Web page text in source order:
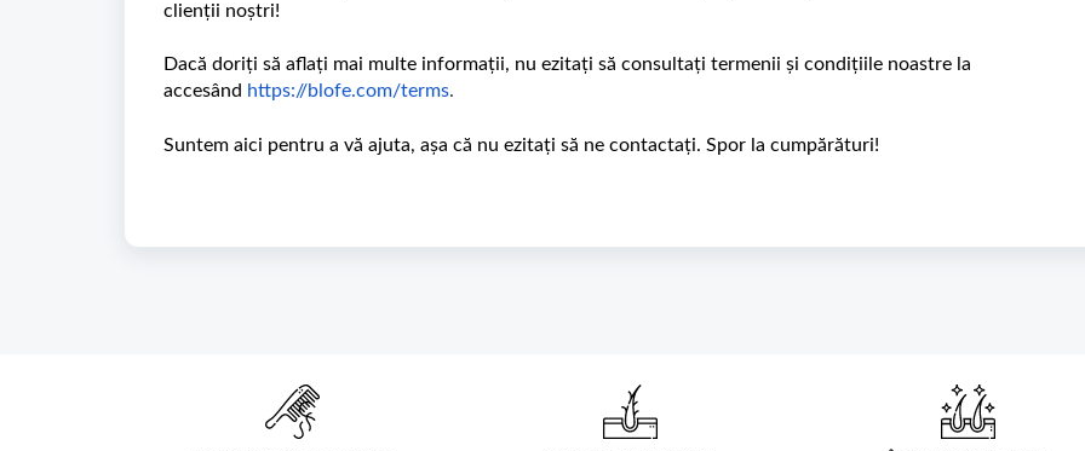
clienții noștri!
Dacă doriți să aflați mai multe informații, nu ezitați să consultați termenii și condițiile noastre la
accesând https://blofe.com/terms.
Suntem aici pentru a vă ajuta, așa că nu ezitați să ne contactați. Spor la cumpărături!